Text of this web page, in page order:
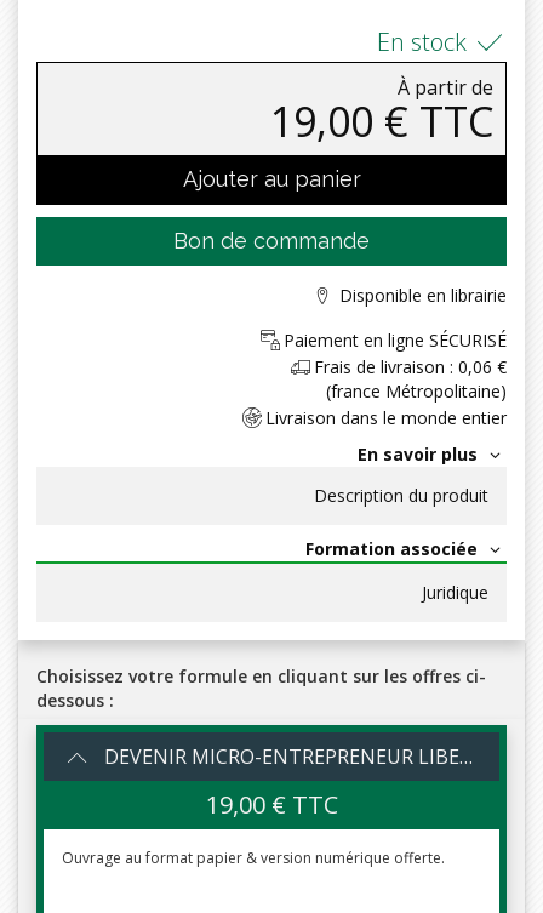
En stock
À partir de
19,00 € TTC
Ajouter au panier
Bon de commande
Disponible en librairie
Paiement en ligne SÉCURISÉ
Frais de livraison : 0,06 €
(france Métropolitaine)
Livraison dans le monde entier
En savoir plus
Description du produit
Formation associée
Juridique
Choisissez votre formule en cliquant sur les offres ci-
dessous :
DEVENIR MICRO-ENTREPRENEUR LIBERAL 2026 - Version Web +Papier
19,00 € TTC
Ouvrage au format papier & version numérique offerte.